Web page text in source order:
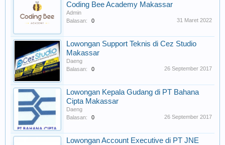
Coding Bee Academy Makassar
Admin
Balasan:
0 31 Maret 2022
Lowongan Support Teknis di Cez Studio
Makassar
Daeng
Balasan:
0 26 September 2017
Lowongan Kepala Gudang di PT Bahana
Cipta Makassar
Daeng
Balasan:
0 26 September 2017
Lowongan Account Executive di PT JNE